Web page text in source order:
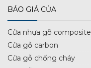
BÁO GIÁ CỬA
Cửa nhựa gỗ composite
Cửa gỗ carbon
Cửa gỗ chống cháy